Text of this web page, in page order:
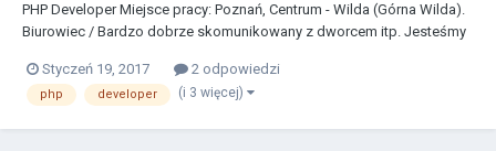
PHP Developer Miejsce pracy: Poznań, Centrum - Wilda (Górna Wilda).
Biurowiec / Bardzo dobrze skomunikowany z dworcem itp. Jesteśmy
się branży sportowej od popularnych sportów typu fitness, crossfitu,
po sporty drużynowe, czy zajawk...
Styczeń 19, 2017 2 odpowiedzi
php developer (i 3 więcej)